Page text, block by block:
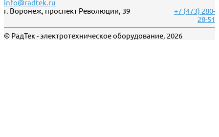
info@radtek.ru
г. Воронеж, проспект Революции, 39
+7 (473) 280-
28-51
© РадТек - электротехническое оборудование, 2026